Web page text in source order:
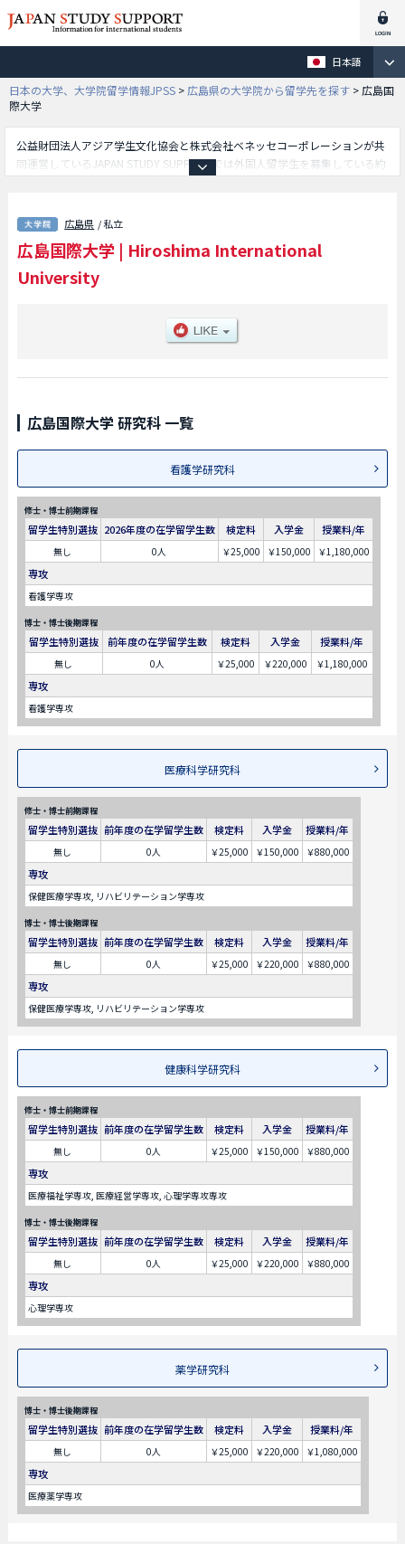
日本語
日本の大学、大学院留学情報JPSS > 広島県の大学院から留学先を探す > 広島国
際大学
公益財団法人アジア学生文化協会と株式会社ベネッセコーポレーションが共
同運営しているJAPAN STUDY SUPPORTでは外国人留学生を募集している約
医療科学研究科や健康科学研究科や薬学研究科等、研究科別情報や、募集定
員や合格者数など入試情報、施設案内、アクセスなど外国人留学生に必要な
情報を掲載しているので是非ご利用ください。
広島県 / 私立
広島国際大学 | Hiroshima International
University
広島国際大学 研究科 一覧
看護学研究科
修士・博士前期課程
留学生特別選抜 2026年度の在学留学生数 検定料 入学金 授業料/年
無し 0人 ￥25,000 ￥150,000 ￥1,180,000
専攻
看護学専攻
博士・博士後期課程
留学生特別選抜 前年度の在学留学生数 検定料 入学金 授業料/年
無し 0人 ￥25,000 ￥220,000 ￥1,180,000
専攻
看護学専攻
医療科学研究科
修士・博士前期課程
留学生特別選抜 前年度の在学留学生数 検定料 入学金 授業料/年
無し 0人 ￥25,000 ￥150,000 ￥880,000
専攻
保健医療学専攻, リハビリテーション学専攻
博士・博士後期課程
留学生特別選抜 前年度の在学留学生数 検定料 入学金 授業料/年
無し 0人 ￥25,000 ￥220,000 ￥880,000
専攻
保健医療学専攻, リハビリテーション学専攻
健康科学研究科
修士・博士前期課程
留学生特別選抜 前年度の在学留学生数 検定料 入学金 授業料/年
無し 0人 ￥25,000 ￥150,000 ￥880,000
専攻
医療福祉学専攻, 医療経営学専攻, 心理学専攻専攻
博士・博士後期課程
留学生特別選抜 前年度の在学留学生数 検定料 入学金 授業料/年
無し 0人 ￥25,000 ￥220,000 ￥880,000
専攻
心理学専攻
薬学研究科
博士・博士後期課程
留学生特別選抜 前年度の在学留学生数 検定料 入学金 授業料/年
無し 0人 ￥25,000 ￥220,000 ￥1,080,000
専攻
医療薬学専攻